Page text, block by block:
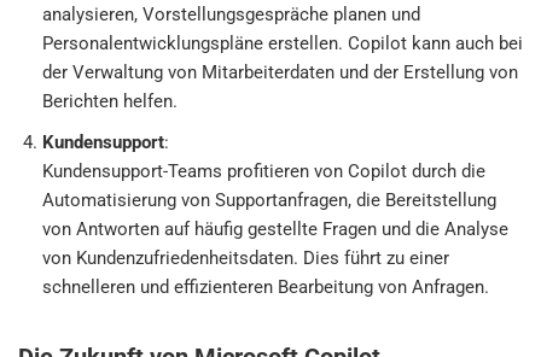
analysieren, Vorstellungsgespräche planen und
Personalentwicklungspläne erstellen. Copilot kann auch bei
der Verwaltung von Mitarbeiterdaten und der Erstellung von
Berichten helfen.
Kundensupport:
Kundensupport-Teams profitieren von Copilot durch die
Automatisierung von Supportanfragen, die Bereitstellung
von Antworten auf häufig gestellte Fragen und die Analyse
von Kundenzufriedenheitsdaten. Dies führt zu einer
schnelleren und effizienteren Bearbeitung von Anfragen.